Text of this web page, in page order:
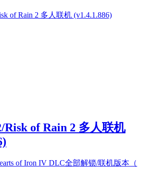
Risk of Rain 2 多人联机